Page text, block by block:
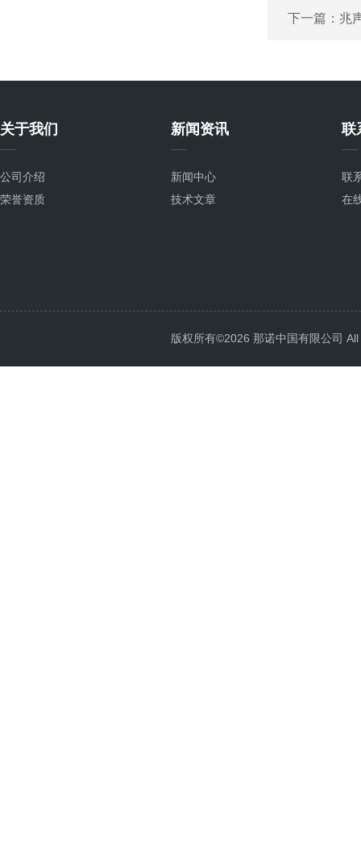
下一篇： 兆
关于我们
公司介绍
荣誉资质
新闻资讯
新闻中心
技术文章
联
联
在
版权所有©2026 那诺中国有限公司